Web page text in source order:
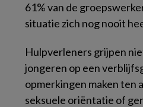
61% van de
situatie zich nog nooit
Hulpverleners grijpen
jongeren op een
opmerkingen maken ten
seksuele oriëntatie of